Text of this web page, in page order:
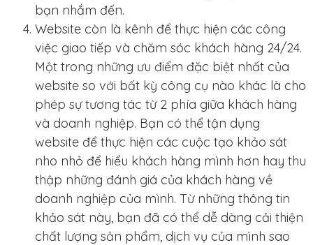
bạn nhắm đến.
Website còn là kênh để thực hiện các công
việc giao tiếp và chăm sóc khách hàng 24/24.
Một trong những ưu điểm đặc biệt nhất của
website so với bất kỳ công cụ nào khác là cho
phép sự tương tác từ 2 phía giữa khách hàng
và doanh nghiệp. Bạn có thể tận dụng
website để thực hiện các cuộc tạo khảo sát
nho nhỏ để hiểu khách hàng mình hơn hay thu
thập những đánh giá của khách hàng về
doanh nghiệp của mình. Từ những thông tin
khảo sát này, bạn đã có thể dễ dàng cải thiện
chất lượng sản phẩm, dịch vụ của mình sao